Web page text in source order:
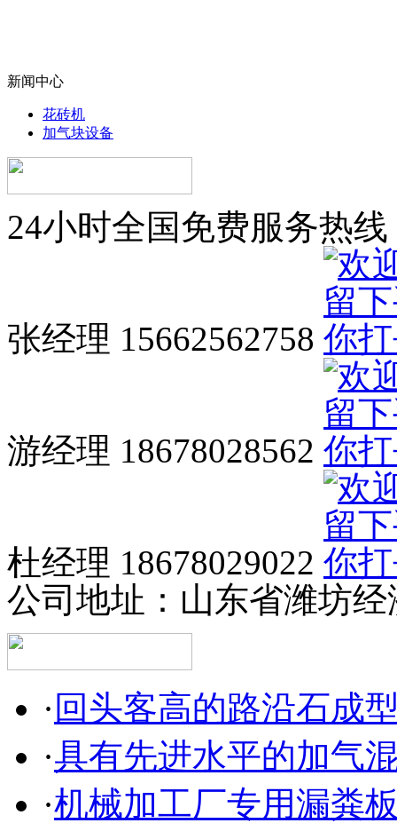
新闻中心
花砖机
加气块设备
24小时全国免费服务热线
张经理 15662562758
游经理 18678028562
杜经理 18678029022
公司地址： 山东省潍坊
· 回头客高的路沿石成
·具有先进水平的加气
·机械加工厂专用漏粪